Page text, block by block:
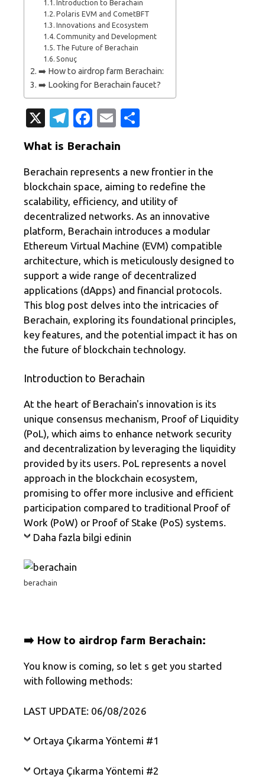
Introduction to Berachain
Polaris EVM and CometBFT
Innovations and Ecosystem
Community and Development
The Future of Berachain
Sonuç
➡️ How to airdrop farm Berachain:
➡️ Looking for Berachain faucet?
X
T
el
e
gr
a
m
Fa
c
e
b
o
o
k
E
ail
e
What is Berachain
Berachain represents a new frontier in the
blockchain space, aiming to redefine the
scalability, efficiency, and utility of
decentralized networks. As an innovative
platform, Berachain introduces a modular
Ethereum Virtual Machine (EVM) compatible
architecture, which is meticulously designed to
support a wide range of decentralized
applications (dApps) and financial protocols.
This blog post delves into the intricacies of
Berachain, exploring its foundational principles,
key features, and the potential impact it has on
the future of blockchain technology.
Introduction to Berachain
At the heart of Berachain's innovation is its
unique consensus mechanism, Proof of Liquidity
(PoL), which aims to enhance network security
and decentralization by leveraging the liquidity
provided by its users. PoL represents a novel
approach in the blockchain ecosystem,
promising to offer more inclusive and efficient
participation compared to traditional Proof of
Work (PoW) or Proof of Stake (PoS) systems.
Daha fazla bilgi edinin
berachain
➡️ How to airdrop farm Berachain:
You know is coming, so let s get you started
with following methods:
LAST UPDATE: 06/08/2026
Ortaya Çıkarma Yöntemi #1
Ortaya Çıkarma Yöntemi #2